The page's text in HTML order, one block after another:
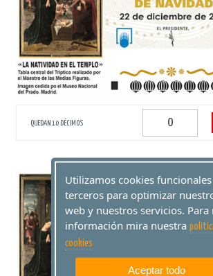
QUEDAN 10 DÉCIMOS
76879
Utilizamos cookies
terceros para optimizar
web y nuestros servicios. Para
información mira nuestra
cookies
Aceptar todo